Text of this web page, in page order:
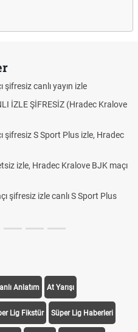
canlı yayın izle
İZLE ŞİFRESİZ (Hradec Kralove
şifresiz S Sport Plus izle, Hradec
izle, Hradec Kralove BJK maçı
şifresiz izle canlı S Sport Plus
Anlatım At Yarışı
Lig Fikstür Süper Lig Haberleri